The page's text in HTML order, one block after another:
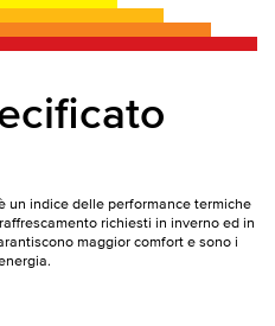
un indice delle performance termiche
richiesti in inverno ed in
maggior comfort e sono i